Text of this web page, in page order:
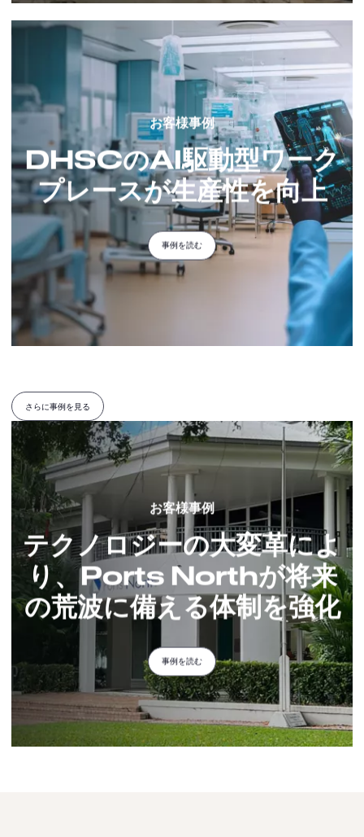
お客様事例
DHSCのAI駆動型ワーク
プレースが生産性を向上
事例を読む
さらに事例を見る
お客様事例
テクノロジーの大変革によ
り、Ports Northが将来
の荒波に備える体制を強化
事例を読む